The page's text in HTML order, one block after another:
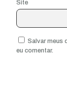
Site
Salvar meus
eu comentar.